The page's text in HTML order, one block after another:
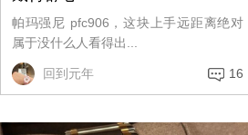
帕玛强尼 pfc906，这块上手远距离绝对
属于没什么人看得出...
回到元年 16